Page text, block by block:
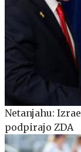
Netanjahu:
podpirajo ZDA